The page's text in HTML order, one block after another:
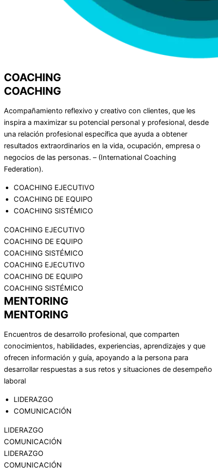
COACHING
COACHING
Acompañamiento reflexivo y creativo con clientes, que les
inspira a maximizar su potencial personal y profesional, desde
una relación profesional específica que ayuda a obtener
resultados extraordinarios en la vida, ocupación, empresa o
negocios de las personas. – (International Coaching
Federation).
COACHING EJECUTIVO
COACHING DE EQUIPO
COACHING SISTÉMICO
COACHING EJECUTIVO
COACHING DE EQUIPO
COACHING SISTÉMICO
COACHING EJECUTIVO
COACHING DE EQUIPO
COACHING SISTÉMICO
MENTORING
MENTORING
Encuentros de desarrollo profesional, que comparten
conocimientos, habilidades, experiencias, aprendizajes y que
ofrecen información y guía, apoyando a la persona para
desarrollar respuestas a sus retos y situaciones de desempeño
laboral
LIDERAZGO
COMUNICACIÓN
LIDERAZGO
COMUNICACIÓN
LIDERAZGO
COMUNICACIÓN